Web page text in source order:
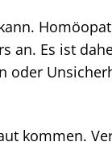
an. Es ist
oder
kommen.